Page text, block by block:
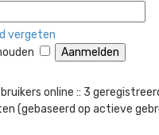
vergeten
online :: 3
(gebaseerd op actieve